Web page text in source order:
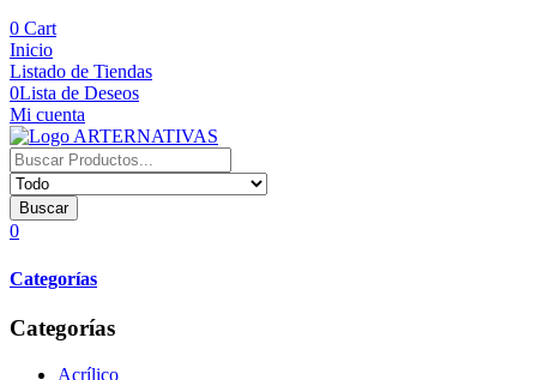
0 Cart
Inicio
Listado de Tiendas
0Lista de Deseos
Mi cuenta
Buscar
0
Categorías
Categorías
Acrílico